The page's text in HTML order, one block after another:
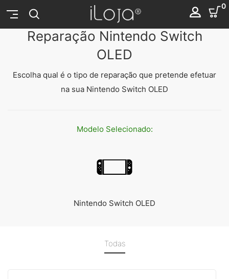
0
Reparação Nintendo Switch
OLED
Escolha qual é o tipo de reparação que pretende efetuar
na sua Nintendo Switch OLED
Modelo Selecionado:
Nintendo Switch OLED
Todas